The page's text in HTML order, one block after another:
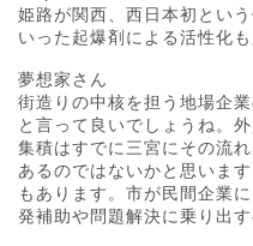
姫路が関西、西日本初とい
いった起爆剤による活性化も
夢想家さん
街造りの中核を担う地場企
と言って良いでしょうね。
集積はすでに三宮にその流
あるのではないかと思いま
もあります。市が民間企業
発補助や問題解決に乗り出す